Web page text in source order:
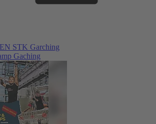
STK Garching
Gaching